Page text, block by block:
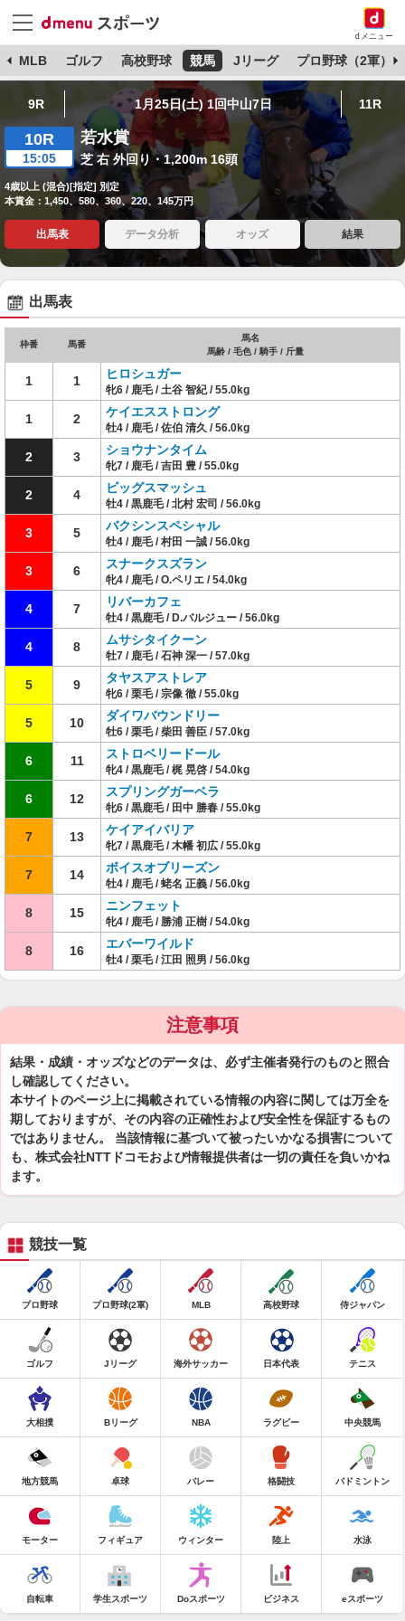
dメニュー
MLB ゴルフ 高校野球 競馬 Jリーグ プロ野球（2軍）
9R 1月25日(土) 1回中山7日 11R
10R
15:05
若水賞
芝 右 外回り・1,200m 16頭
4歳以上 (混合)[指定] 別定
本賞金：1,450、580、360、220、145万円
出馬表 データ分析 オッズ 結果
出馬表
枠番 馬番
馬名
馬齢 / 毛色 / 騎手 / 斤量
1 1 ヒロシュガー
牝6 / 鹿毛 / 土谷 智紀 / 55.0kg
1 2 ケイエスストロング
牡4 / 鹿毛 / 佐伯 清久 / 56.0kg
2 3 ショウナンタイム
牝7 / 鹿毛 / 吉田 豊 / 55.0kg
2 4 ビッグスマッシュ
牡4 / 黒鹿毛 / 北村 宏司 / 56.0kg
3 5 バクシンスペシャル
牡4 / 鹿毛 / 村田 一誠 / 56.0kg
3 6 スナークスズラン
牝4 / 鹿毛 / O.ペリエ / 54.0kg
4 7 リバーカフェ
牡4 / 黒鹿毛 / D.バルジュー / 56.0kg
4 8 ムサシタイクーン
牡7 / 鹿毛 / 石神 深一 / 57.0kg
5 9 タヤスアストレア
牝6 / 栗毛 / 宗像 徹 / 55.0kg
5 10 ダイワバウンドリー
牡6 / 栗毛 / 柴田 善臣 / 57.0kg
6 11 ストロベリードール
牝4 / 黒鹿毛 / 梶 晃啓 / 54.0kg
6 12 スプリングガーベラ
牝6 / 黒鹿毛 / 田中 勝春 / 55.0kg
7 13 ケイアイバリア
牝7 / 黒鹿毛 / 木幡 初広 / 55.0kg
7 14 ボイスオブリーズン
牡4 / 鹿毛 / 蛯名 正義 / 56.0kg
8 15 ニンフェット
牝4 / 鹿毛 / 勝浦 正樹 / 54.0kg
8 16 エバーワイルド
牡4 / 栗毛 / 江田 照男 / 56.0kg
注意事項
結果・成績・オッズなどのデータは、必ず主催者発行のものと照合
し確認してください。
本サイトのページ上に掲載されている情報の内容に関しては万全を
期しておりますが、その内容の正確性および安全性を保証するもの
ではありません。 当該情報に基づいて被ったいかなる損害について
も、株式会社NTTドコモおよび情報提供者は一切の責任を負いかね
ます。
競技一覧
プロ野球 プロ野球(2軍) MLB 高校野球 侍ジャパン
ゴルフ Jリーグ 海外サッカー 日本代表 テニス
大相撲 Bリーグ NBA ラグビー 中央競馬
地方競馬 卓球 バレー 格闘技 バドミントン
モーター フィギュア ウィンター 陸上 水泳
自転車 学生スポーツ Doスポーツ ビジネス eスポーツ